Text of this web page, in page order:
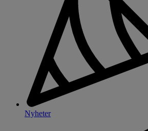
Nyheter